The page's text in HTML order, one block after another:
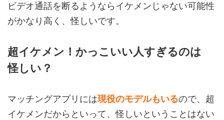
ビデオ通話を断るようならイケメンじゃない可能性
がかなり高く、怪しいです。
超イケメン！かっこいい人すぎるのは
怪しい？
マッチングアプリには現役のモデルもいるので、超
イケメンだからといって、怪しいということはない